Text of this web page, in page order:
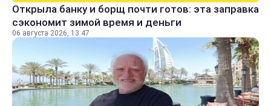
Открыла банку и борщ почти готов: эта заправка
сэкономит зимой время и деньги
06 августа 2026, 13:47